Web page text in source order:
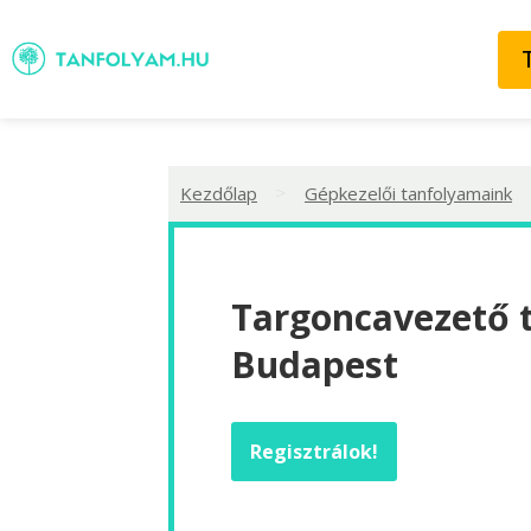
Kezdőlap Gépkezelői tanfolyamaink
Targoncavezető
Budapest
Regisztrálok!